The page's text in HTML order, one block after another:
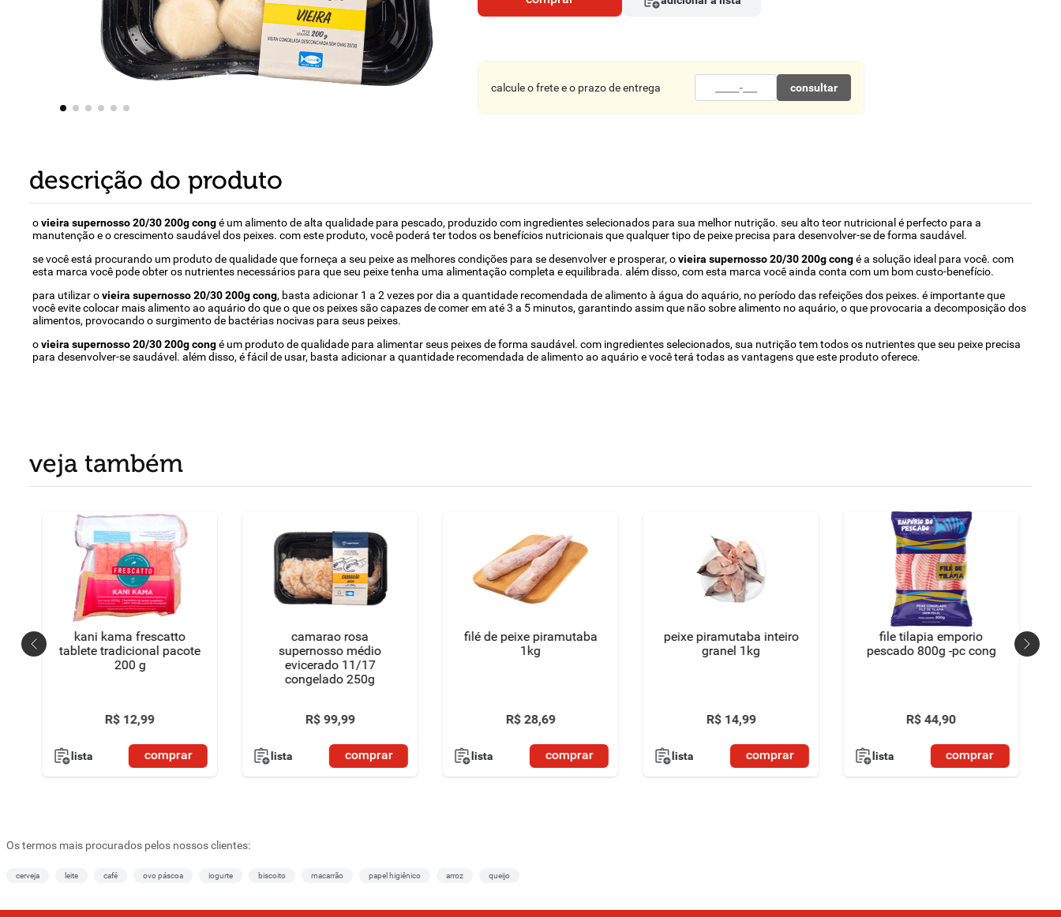
calcule o frete e o prazo de entrega consultar
descrição do produto
ovieira supernosso 20/30 200g congé um alimento de alta qualidade para pescado, produzido com ingredientes selecionados para sua melhor nutrição. seu alto teor nutricional é perfecto para a
manutenção e o crescimento saudável dos peixes. com este produto, você poderá ter todos os benefícios nutricionais que qualquer tipo de peixe precisa para desenvolver-se de forma saudável.
se você está procurando um produto de qualidade que forneça a seu peixe as melhores condições para se desenvolver e prosperar, ovieira supernosso 20/30 200g congé a solução ideal para você. com
esta marca você pode obter os nutrientes necessários para que seu peixe tenha uma alimentação completa e equilibrada. além disso, com esta marca você ainda conta com um bom custo-benefício.
para utilizar ovieira supernosso 20/30 200g cong, basta adicionar 1 a 2 vezes por dia a quantidade recomendada de alimento à água do aquário, no período das refeições dos peixes. é importante que
você evite colocar mais alimento ao aquário do que o que os peixes são capazes de comer em até 3 a 5 minutos, garantindo assim que não sobre alimento no aquário, o que provocaria a decomposição dos
alimentos, provocando o surgimento de bactérias nocivas para seus peixes.
ovieira supernosso 20/30 200g congé um produto de qualidade para alimentar seus peixes de forma saudável. com ingredientes selecionados, sua nutrição tem todos os nutrientes que seu peixe precisa
para desenvolver-se saudável. além disso, é fácil de usar, basta adicionar a quantidade recomendada de alimento ao aquário e você terá todas as vantagens que este produto oferece.
veja também
kani kama frescatto
tablete tradicional pacote
200 g
R$ 12,99
lista comprar
camarao rosa
supernosso médio
evicerado 11/17
congelado 250g
R$ 99,99
lista comprar
filé de peixe piramutaba
1kg
R$ 28,69
lista comprar
peixe piramutaba inteiro
granel 1kg
R$ 14,99
lista comprar
file tilapia emporio
pescado 800g -pc cong
R$ 44,90
lista comprar
Os termos mais procurados pelos nossos clientes:
cerveja leite café ovo páscoa iogurte biscoito macarrão papel higiênico arroz queijo
8º detergente
9º macarrão